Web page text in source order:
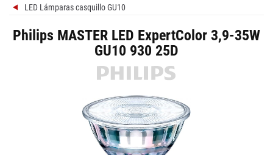
LED Lámparas casquillo GU10
Philips MASTER LED ExpertColor 3,9-35W
GU10 930 25D